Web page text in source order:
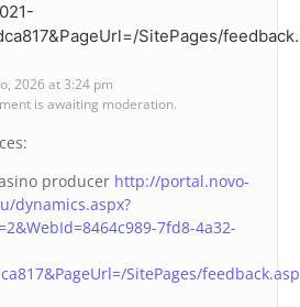
SitePages/
2026 at 3:24 pm
is awaiting moderation.
producer http://portal.novo-
dynamics.aspx?
7fd8-4a32-
SitePages/